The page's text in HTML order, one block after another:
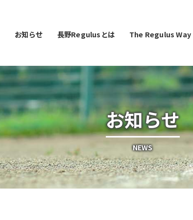
お知らせ ⻑野Regulusとは The Regulus Way
お知らせ
NEWS